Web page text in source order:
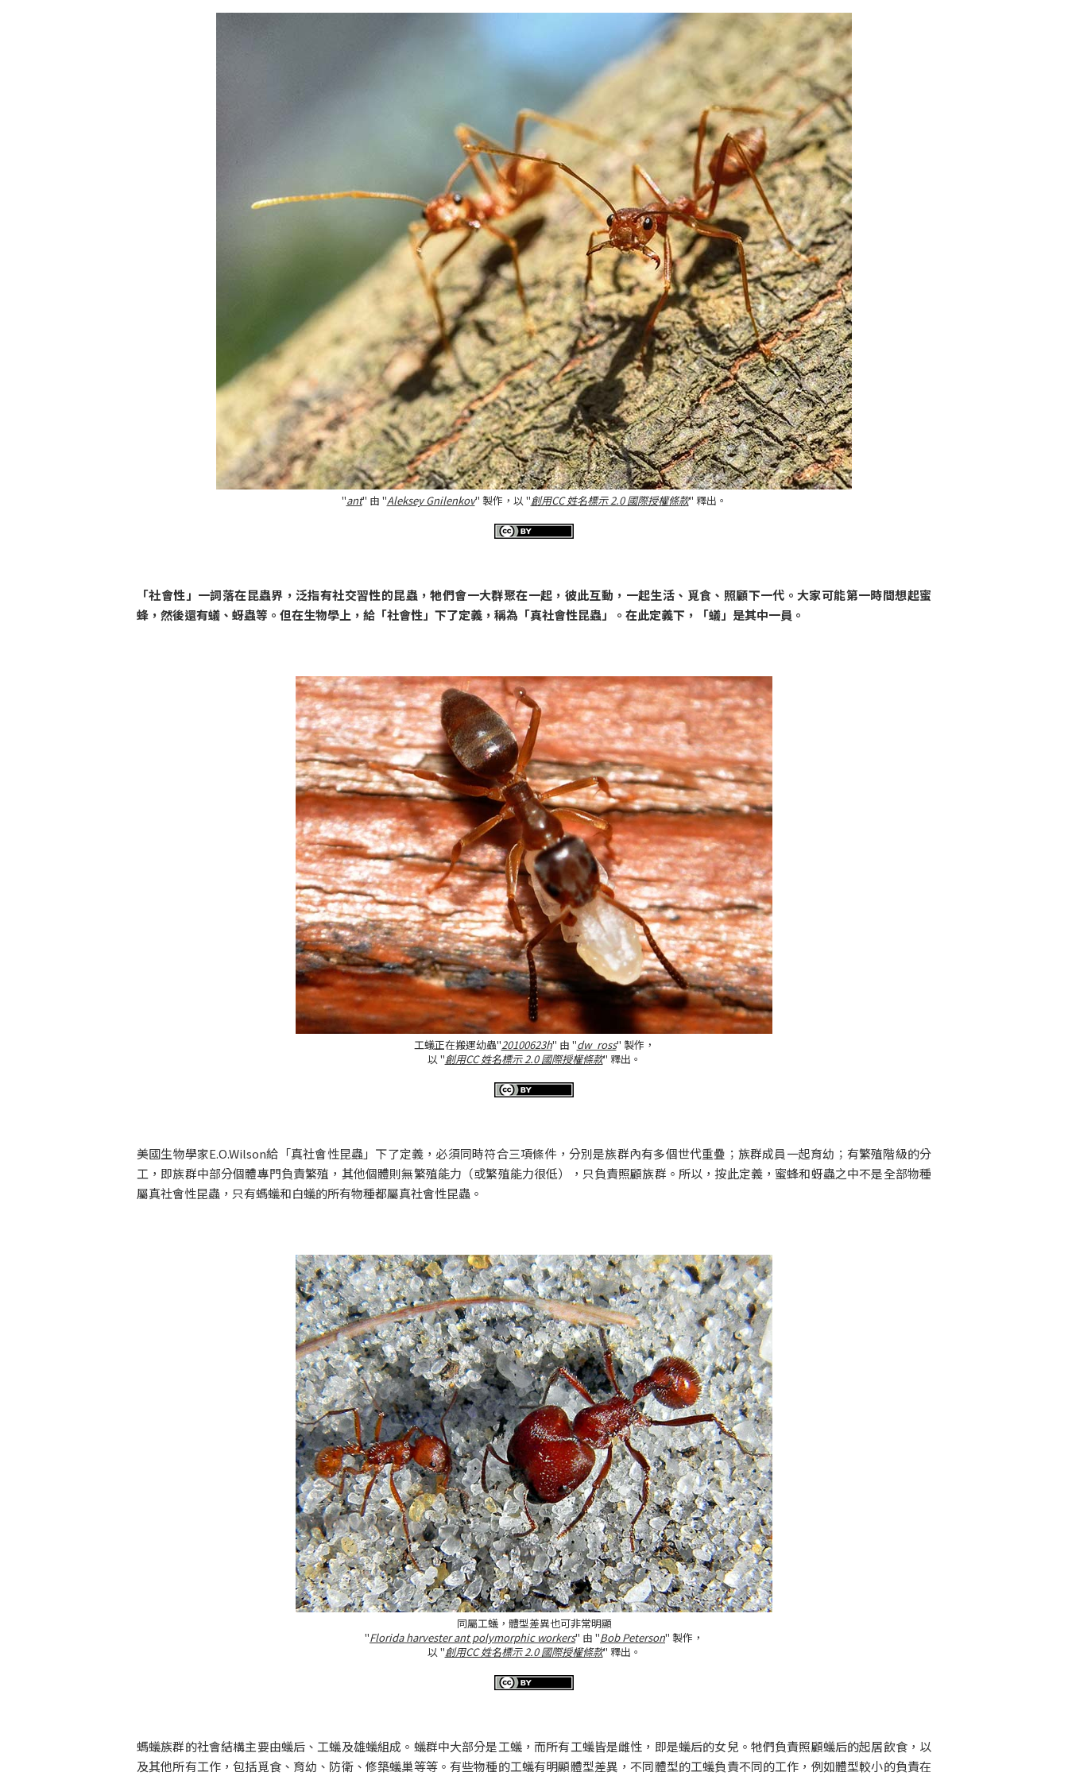
"ant" 由 "Aleksey Gnilenkov" 製作，以 "創用CC 姓名標示 2.0 國際授權條款" 釋出。
「社會性」一詞落在昆蟲界，泛指有社交習性的昆蟲，牠們會一大群聚在一起，彼此互動，一起生活、覓食、照顧下一代。大家可能第一時間想起蜜
蜂，然後還有蟻、蚜蟲等。但在生物學上，給「社會性」下了定義，稱為「真社會性昆蟲」。在此定義下，「蟻」是其中一員。
工蟻正在搬運幼蟲"20100623h" 由 "dw_ross" 製作，
以 "創用CC 姓名標示 2.0 國際授權條款" 釋出。
美國生物學家E.O.Wilson給「真社會性昆蟲」下了定義，必須同時符合三項條件，分別是族群內有多個世代重疊；族群成員一起育幼；有繁殖階級的分
工，即族群中部分個體專門負責繁殖，其他個體則無繁殖能力（或繁殖能力很低），只負責照顧族群。所以，按此定義，蜜蜂和蚜蟲之中不是全部物種
屬真社會性昆蟲，只有螞蟻和白蟻的所有物種都屬真社會性昆蟲。
同屬工蟻，體型差異也可非常明顯
"Florida harvester ant polymorphic workers" 由 "Bob Peterson" 製作，
以 "創用CC 姓名標示 2.0 國際授權條款" 釋出。
螞蟻族群的社會結構主要由蟻后、工蟻及雄蟻組成。蟻群中大部分是工蟻，而所有工蟻皆是雌性，即是蟻后的女兒。牠們負責照顧蟻后的起居飲食，以
及其他所有工作，包括覓食、育幼、防衛、修築蟻巢等等。有些物種的工蟻有明顯體型差異，不同體型的工蟻負責不同的工作，例如體型較小的負責在